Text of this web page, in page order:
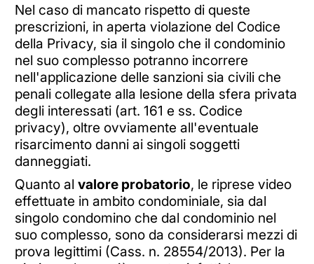
Nel caso di mancato rispetto di queste
prescrizioni, in aperta violazione del Codice
della Privacy, sia il singolo che il condominio
nel suo complesso potranno incorrere
nell'applicazione delle sanzioni sia civili che
penali collegate alla lesione della sfera privata
degli interessati (art. 161 e ss. Codice
privacy), oltre ovviamente all'eventuale
risarcimento danni ai singoli soggetti
danneggiati.
Quanto al valore probatorio, le riprese video
effettuate in ambito condominiale, sia dal
singolo condomino che dal condominio nel
suo complesso, sono da considerarsi mezzi di
prova legittimi (Cass. n. 28554/2013). Per la